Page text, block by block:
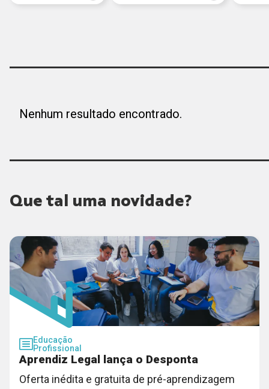
Nenhum resultado encontrado.
Que tal uma novidade?
Educação
Profissional
Aprendiz Legal lança o Desponta
Oferta inédita e gratuita de pré-aprendizagem